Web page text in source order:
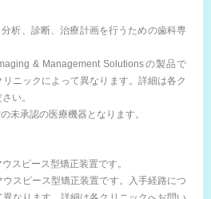
析、診断、治療計画を行うための歯科専
& Management Solutionsの製品で
ニックによって異なります。詳細は各ク
い。
未承認の医療機器となります。
スピース型矯正装置です。
スピース型矯正装置です。入手経路につ